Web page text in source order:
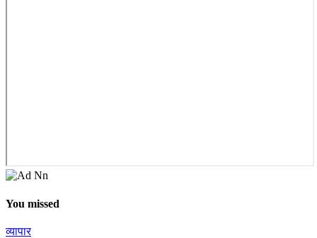
You missed
व्यापार